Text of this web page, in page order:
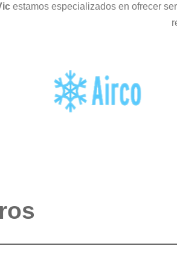
estamos especializados en ofrecer